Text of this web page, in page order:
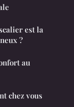
est la
?
au
chez vous